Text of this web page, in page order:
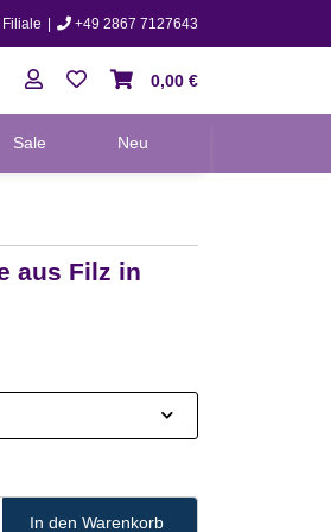
+49 2867 7127643
0,00 €
Sale Neu
aus Filz in
In den Warenkorb